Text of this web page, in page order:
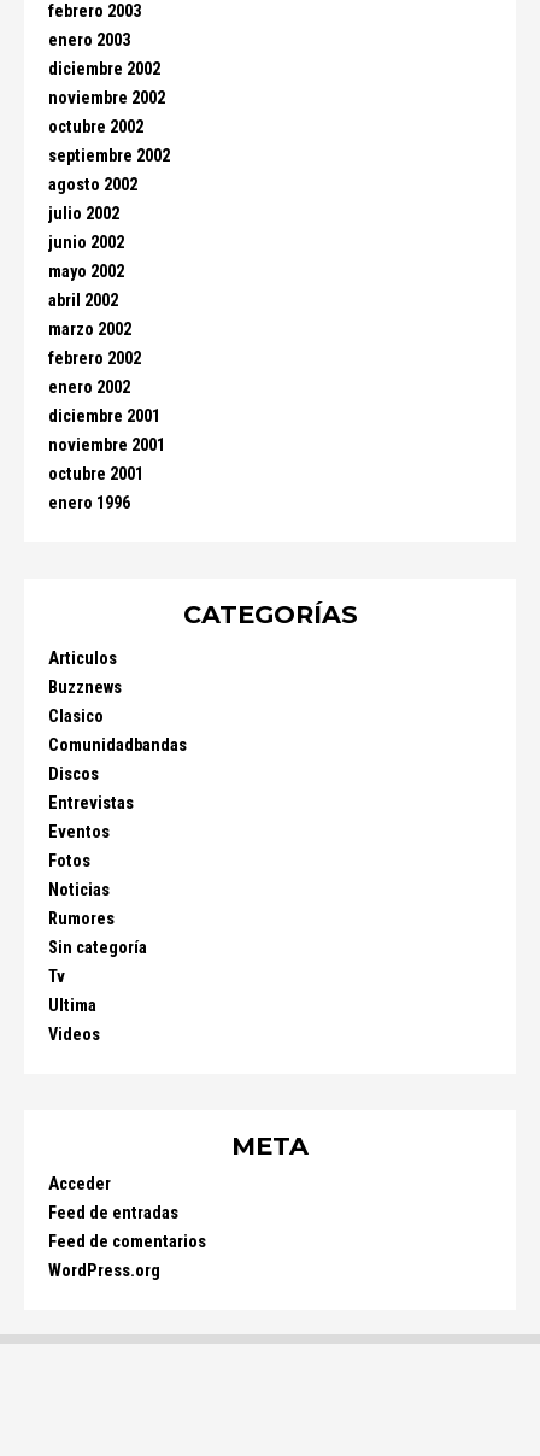
febrero 2003
enero 2003
diciembre 2002
noviembre 2002
octubre 2002
septiembre 2002
agosto 2002
julio 2002
junio 2002
mayo 2002
abril 2002
marzo 2002
febrero 2002
enero 2002
diciembre 2001
noviembre 2001
octubre 2001
enero 1996
CATEGORÍAS
Articulos
Buzznews
Clasico
Comunidadbandas
Discos
Entrevistas
Eventos
Fotos
Noticias
Rumores
Sin categoría
Tv
Ultima
Videos
META
Acceder
Feed de entradas
Feed de comentarios
WordPress.org